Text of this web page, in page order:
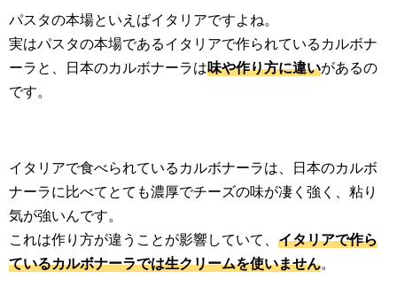
パスタの本場といえばイタリアですよね。
実はパスタの本場であるイタリアで作られているカルボナ
ーラと、日本のカルボナーラは味や作り方に違いがあるの
です。
イタリアで食べられているカルボナーラは、日本のカルボ
ナーラに比べてとても濃厚でチーズの味が凄く強く、粘り
気が強いんです。
これは作り方が違うことが影響していて、 イタリアで作ら
ているカルボナーラでは生クリームを使いません。